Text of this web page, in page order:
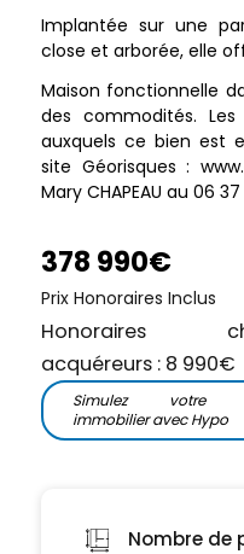
Implantée sur une
close et arborée, elle
Maison fonctionnelle
des commodités.
auxquels ce bien est
site Géorisques :
Mary CHAPEAU au 06
378 990€
Prix Honoraires Inclus
Honoraires
acquéreurs : 8 990€
Simulez votre
immobilier avec Hypo
Nombre de